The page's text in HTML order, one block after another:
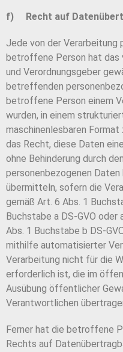
f) Recht auf
Jede von der Verarbeitung
betroffene Person hat das
und Verordnungsgeber
betreffenden
betroffene Person einem
wurden, in einem
maschinenlesbaren
das Recht, diese Daten
ohne Behinderung durch
personenbezogenen
übermitteln, sofern die
gemäß Art. 6 Abs. 1
Buchstabe a DS-GVO
Abs. 1 Buchstabe b DS-
mithilfe automatisierter
Verarbeitung nicht für die
erforderlich ist, die im
Ausübung öffentlicher
Verantwortlichen
Ferner hat die betroffene
Rechts auf